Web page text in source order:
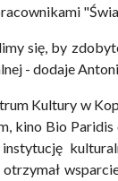
się, by
- dodaje
Kultury w
kino Bio